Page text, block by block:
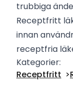
trubbiga
Receptfritt
innan
receptfria
Kategorier:
Receptfritt